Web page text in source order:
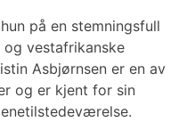
på en stemningsfull
vestafrikanske
Asbjørnsen er en av
og er kjent for sin